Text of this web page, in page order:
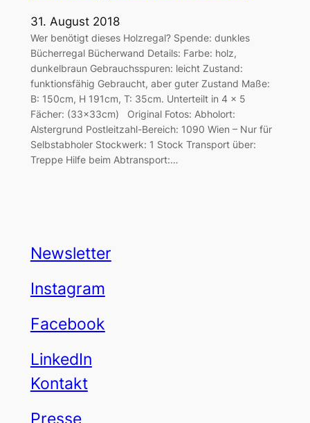
31. August 2018
Wer benötigt dieses Holzregal? Spende: dunkles
Bücherregal Bücherwand Details: Farbe: holz,
dunkelbraun Gebrauchsspuren: leicht Zustand:
funktionsfähig Gebraucht, aber guter Zustand Maße:
B: 150cm, H 191cm, T: 35cm. Unterteilt in 4 x 5
Fächer: (33x33cm) Original Fotos: Abholort:
Alstergrund Postleitzahl-Bereich: 1090 Wien – Nur für
Selbstabholer Stockwerk: 1 Stock Transport über:
Treppe Hilfe beim Abtransport:…
Newsletter
Instagram
Facebook
LinkedIn
Kontakt
Presse